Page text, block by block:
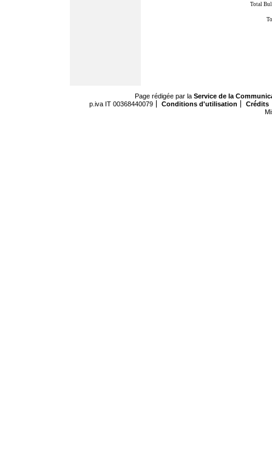
Total
Page rédigée par la Service de la
p.iva IT 00368440079
Conditions d'utilisation
Crédits